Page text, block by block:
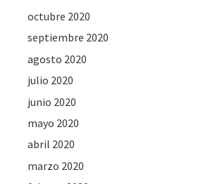
octubre 2020
septiembre 2020
agosto 2020
julio 2020
junio 2020
mayo 2020
abril 2020
marzo 2020